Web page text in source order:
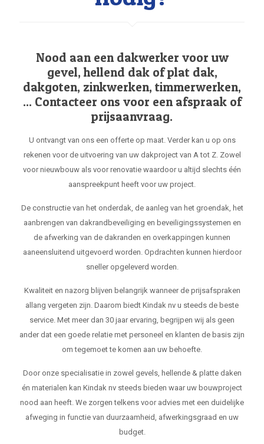
Nood aan een dakwerker voor uw
gevel, hellend dak of plat dak,
dakgoten, zinkwerken, timmerwerken,
... Contacteer ons voor een afspraak of
prijsaanvraag.
U ontvangt van ons een offerte op maat. Verder kan u op ons
rekenen voor de uitvoering van uw dakproject van A tot Z. Zowel
voor nieuwbouw als voor renovatie waardoor u altijd slechts één
aanspreekpunt heeft voor uw project.
De constructie van het onderdak, de aanleg van het groendak, het
aanbrengen van dakrandbeveiliging en beveiligingssystemen en
de afwerking van de dakranden en overkappingen kunnen
aaneensluitend uitgevoerd worden. Opdrachten kunnen hierdoor
sneller opgeleverd worden.
Kwaliteit en nazorg blijven belangrijk wanneer de prijsafspraken
allang vergeten zijn. Daarom biedt Kindak nv u steeds de beste
service. Met meer dan 30 jaar ervaring, begrijpen wij als geen
ander dat een goede relatie met personeel en klanten de basis zijn
om tegemoet te komen aan uw behoefte.
Door onze specialisatie in zowel gevels, hellende & platte daken
én materialen kan Kindak nv steeds bieden waar uw bouwproject
nood aan heeft. We zorgen telkens voor advies met een duidelijke
afweging in functie van duurzaamheid, afwerkingsgraad en uw
budget.